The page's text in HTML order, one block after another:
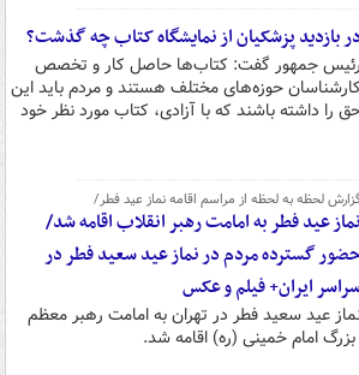
در بازدید پزشکیان از نمایشگاه کتاب چه گذشت؟
رئیس جمهور گفت: کتاب‌ها حاصل کار و تخصص
کارشناسان حوزه‌های مختلف‌ هستند و مردم باید این
را داشته باشند که با آزادی، کتاب مورد نظر خود
لحظه به لحظه از مراسم اقامه نماز عید فطر/
نماز عید فطر به امامت رهبر انقلاب اقامه شد/
گسترده مردم در نماز عید سعید فطر در
ایران+ فیلم و عکس
عید سعید فطر در تهران به امامت رهبر معظم
امام خمینی (ره) اقامه شد.